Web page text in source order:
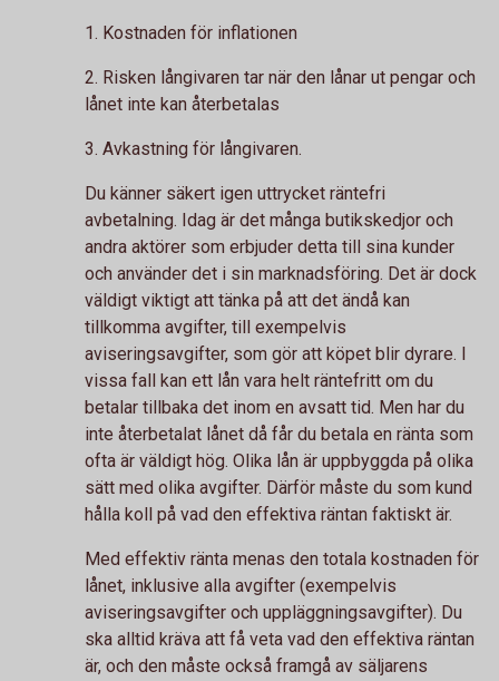
1. Kostnaden för inflationen
2. Risken långivaren tar när den lånar ut pengar och
lånet inte kan återbetalas
3. Avkastning för långivaren.
Du känner säkert igen uttrycket räntefri
avbetalning. Idag är det många butikskedjor och
andra aktörer som erbjuder detta till sina kunder
och använder det i sin marknadsföring. Det är dock
väldigt viktigt att tänka på att det ändå kan
tillkomma avgifter, till exempelvis
aviseringsavgifter, som gör att köpet blir dyrare. I
vissa fall kan ett lån vara helt räntefritt om du
betalar tillbaka det inom en avsatt tid. Men har du
inte återbetalat lånet då får du betala en ränta som
ofta är väldigt hög. Olika lån är uppbyggda på olika
sätt med olika avgifter. Därför måste du som kund
hålla koll på vad den effektiva räntan faktiskt är.
Med effektiv ränta menas den totala kostnaden för
lånet, inklusive alla avgifter (exempelvis
aviseringsavgifter och uppläggningsavgifter). Du
ska alltid kräva att få veta vad den effektiva räntan
är, och den måste också framgå av säljarens